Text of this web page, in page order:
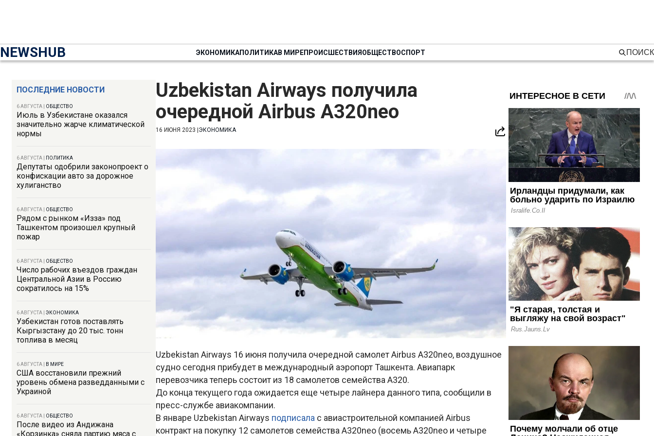
NEWSHUB ЭКОНОМИКАПОЛИТИКАВ МИРЕПРОИСШЕСТВИЯОБЩЕСТВОСПОРТ ПОИСК
ПОСЛЕДНИЕ НОВОСТИ
6 АВГУСТА ОБЩЕСТВО
Июль в Узбекистане оказался
значительно жарче климатической
нормы
6 АВГУСТА ПОЛИТИКА
Депутаты одобрили законопроект о
конфискации авто за дорожное
хулиганство
6 АВГУСТА ОБЩЕСТВО
Рядом с рынком «Изза» под
Ташкентом произошел крупный
пожар
6 АВГУСТА ОБЩЕСТВО
Число рабочих въездов граждан
Центральной Азии в Россию
сократилось на 15%
6 АВГУСТА ЭКОНОМИКА
Узбекистан готов поставлять
Кыргызстану до 20 тыс. тонн
топлива в месяц
6 АВГУСТА В МИРЕ
США восстановили прежний
уровень обмена разведданными с
Украиной
6 АВГУСТА ОБЩЕСТВО
После видео из Андижана
«Корзинка» сняла партию мяса с
Uzbekistan Airways получила
очередной Airbus A320neo
16 ИЮНЯ 2023 ЭКОНОМИКА
Uzbekistan Airways 16 июня получила очередной самолет Airbus A320neo, воздушное
судно сегодня прибудет в международный аэропорт Ташкента. Авиапарк
перевозчика теперь состоит из 18 самолетов семейства А320.
До конца текущего года ожидается еще четыре лайнера данного типа, сообщили в
пресс-службе авиакомпании.
В январе Uzbekistan Airways подписала с авиастроительной компанией Airbus
контракт на покупку 12 самолетов семейства А320neo (восемь A320neo и четыре